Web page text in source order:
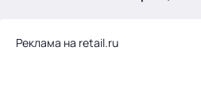
Реклама на retail.ru